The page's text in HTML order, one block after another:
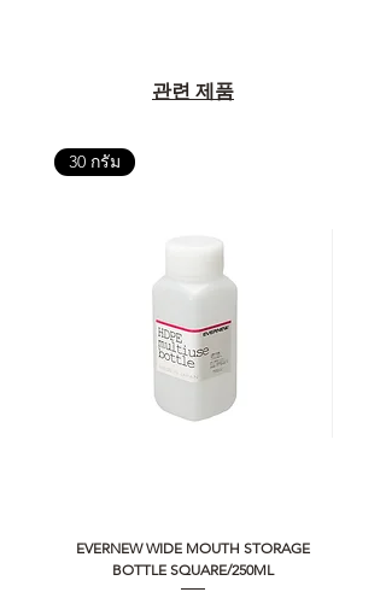
관련 제품
30 กรัม
EVERNEW WIDE MOUTH STORAGE
BOTTLE SQUARE/250ML